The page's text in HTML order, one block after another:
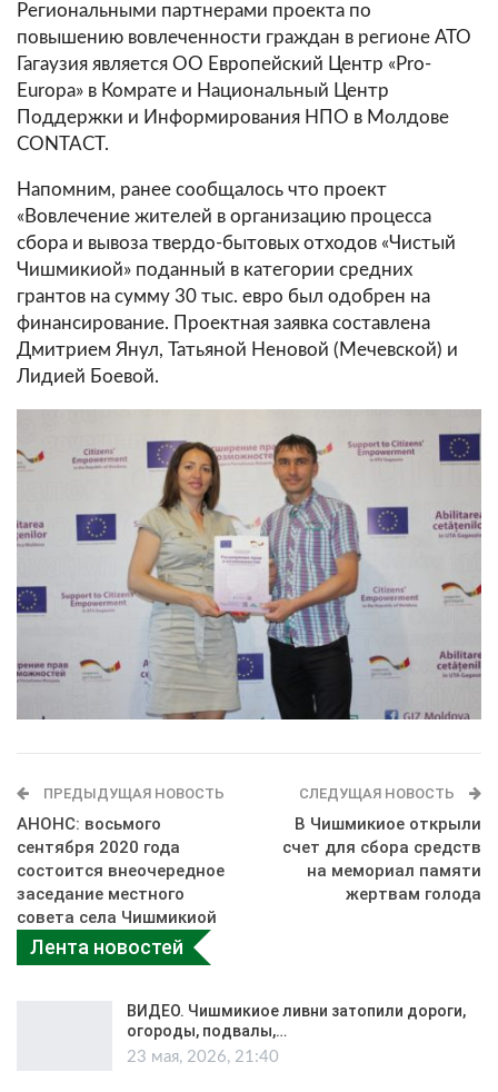
Региональными партнерами проекта по
повышению вовлеченности граждан в регионе АТО
Гагаузия является ОО Европейский Центр «Pro-
Europa» в Комрате и Национальный Центр
Поддержки и Информирования НПО в Молдове
CONTACT.
Напомним, ранее сообщалось что проект
«Вовлечение жителей в организацию процесса
сбора и вывоза твердо-бытовых отходов «Чистый
Чишмикиой» поданный в категории средних
грантов на сумму 30 тыс. евро был одобрен на
финансирование. Проектная заявка составлена
Дмитрием Янул, Татьяной Неновой (Мечевской) и
Лидией Боевой.
ПРЕДЫДУЩАЯ НОВОСТЬ
АНОНС: восьмого
сентября 2020 года
состоится внеочередное
заседание местного
совета села Чишмикиой
СЛЕДУЩАЯ НОВОСТЬ
В Чишмикиое открыли
счет для сбора средств
на мемориал памяти
жертвам голода
Лента новостей
ВИДЕО. Чишмикиое ливни затопили дороги,
огороды, подвалы,…
23 мая, 2026, 21:40